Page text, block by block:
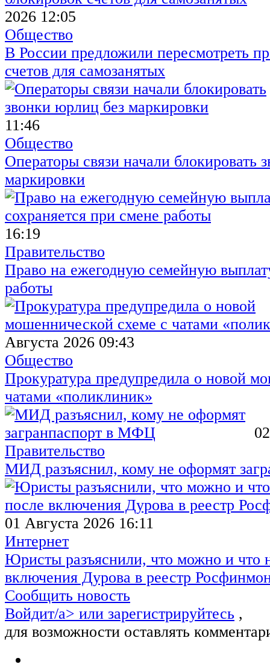
2026 12:05
Общество
В России предложили пересмотреть
счетов для самозанятых
11:46
Общество
Операторы связи начали блокировать
маркировки
16:19
Правительство
Право на ежегодную семейную
работы
Августа 2026 09:43
Общество
Прокуратура предупредила о новой
чатами «поликлиник»
Правительство
МИД разъяснил, кому не оформят
01 Августа 2026 16:11
Интернет
Юристы разъяснили, что можно и что
включения Дурова в реестр
Сообщить новость
Войдит/a> или зарегистрируйтесь ,
для возможности оставлять